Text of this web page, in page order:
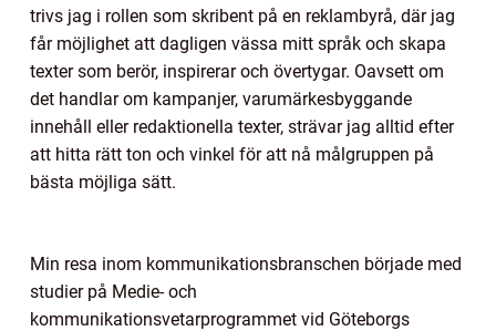
trivs jag i rollen som skribent på en reklambyrå, där jag
får möjlighet att dagligen vässa mitt språk och skapa
texter som berör, inspirerar och övertygar. Oavsett om
det handlar om kampanjer, varumärkesbyggande
innehåll eller redaktionella texter, strävar jag alltid efter
att hitta rätt ton och vinkel för att nå målgruppen på
bästa möjliga sätt.
Min resa inom kommunikationsbranschen började med
studier på Medie- och
kommunikationsvetarprogrammet vid Göteborgs